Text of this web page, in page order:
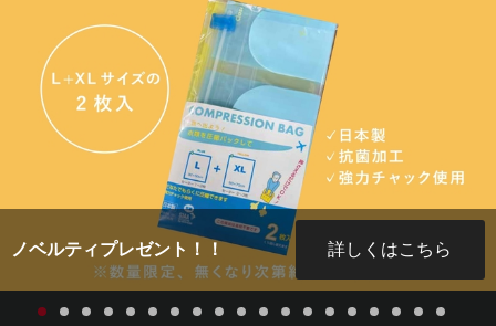
詳しくはこちら 往復送料無料！！